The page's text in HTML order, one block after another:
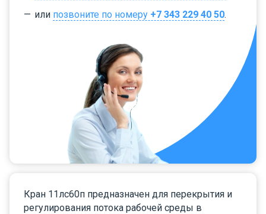
или позвоните по номеру +7 343 229 40 50.
Кран 11лс60п предназначен для перекрытия и
регулирования потока рабочей среды в